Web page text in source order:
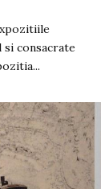
si consacrate